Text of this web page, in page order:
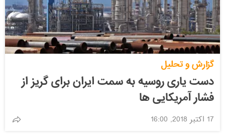
گزارش و تحلیل
دست یاری روسیه به سمت ایران برای گریز از
فشار آمریکایی ها
17 اکتبر 2018, 16:00